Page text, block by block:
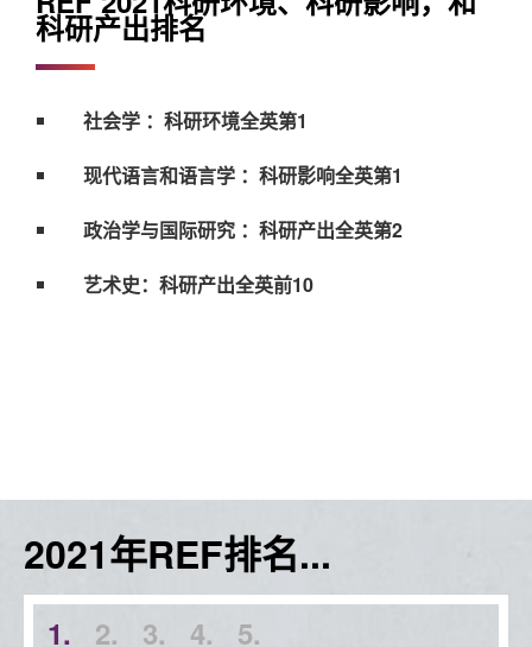
科研产出排名
社会学 ：科研环境全英第1
现代语言和语言学 ：科研影响全英第1
政治学与国际研究 ：科研产出全英第2
艺术史：科研产出全英前10
2021年REF排名...
1. 2. 3. 4. 5.